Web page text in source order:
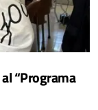
“Programa